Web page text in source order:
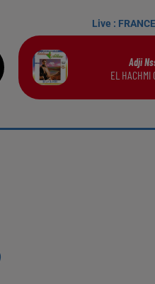
Live :
Adji
EL HACHMI